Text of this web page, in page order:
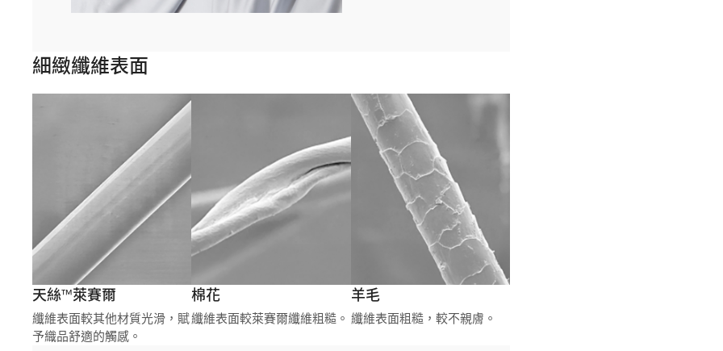
細緻纖維表面
天絲™萊賽爾
纖維表面較其他材質光滑，賦
予織品舒適的觸感。
棉花
纖維表面較萊賽爾纖維粗糙。
羊毛
纖維表面粗糙，較不親膚。